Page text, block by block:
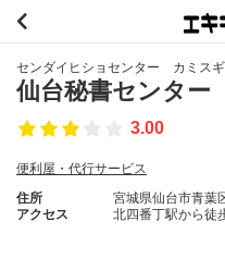
センダイヒショセンター カミスギ
仙台秘書センタ
3.00
便利屋・代行サービス
住所
宮城県仙台市青葉
アクセス
北四番丁駅から徒